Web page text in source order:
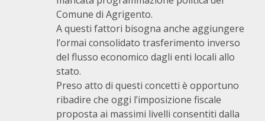
Comune di Agrigento.
A questi fattori bisogna anche aggiungere
l’ormai consolidato trasferimento inverso
del flusso economico dagli enti locali allo
stato.
Preso atto di questi concetti è opportuno
ribadire che oggi l’imposizione fiscale
proposta ai massimi livelli consentiti dalla